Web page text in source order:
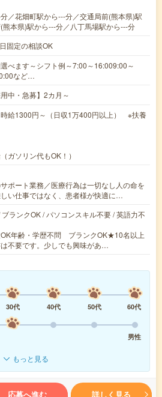
／花畑町駅から---分／交通局前(熊本県)駅
熊本県)駅から---分／八丁馬場駅から---分
固定の相談OK
べます～シフト例～7:00～16:009:00～
など…
中・急募】2カ月～
給1300円～（日収1万400円以上） ※扶養
ガソリン代もOK！）
ポート業務／医療行為は一切なし人の命を
い仕事ではなく、患者様が快適に…
ランクOK / パソコンスキル不要 / 英語力不
年齢・学歴不問 ブランクOK★10名以上
不要です。少しでも興味があ…
30代 40代 50代
60代
男性
もっと見る
応募へ進む 詳しく見る